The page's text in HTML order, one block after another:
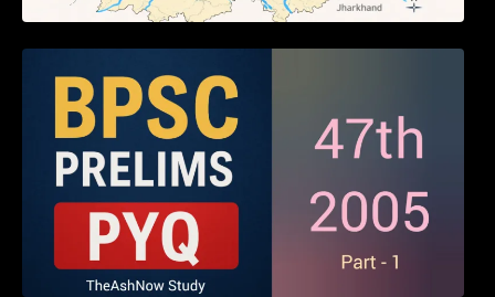
Answers (Part – 01)